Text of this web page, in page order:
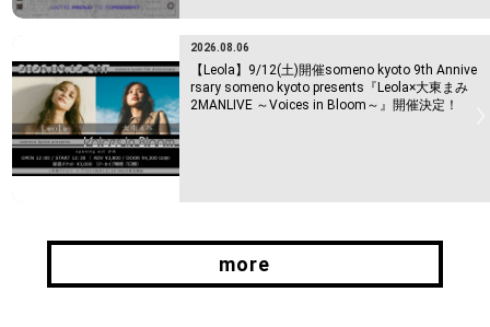
2026.08.06
【Leola】9/12(土)開催someno kyoto 9th Annive
rsary someno kyoto presents『Leola×大東まみ
2MANLIVE ～Voices in Bloom～』開催決定！
more